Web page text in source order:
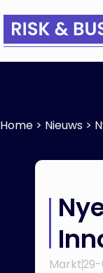
Home > Nieuws >
Markt